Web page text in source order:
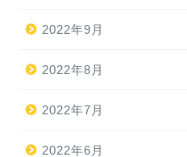
2022年9月
2022年8月
2022年7月
2022年6月